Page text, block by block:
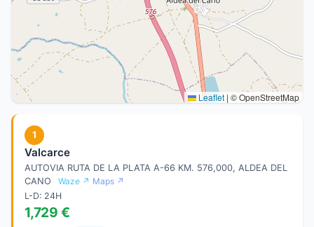
Leaflet | © OpenStreetMap
1
Valcarce
AUTOVIA RUTA DE LA PLATA A-66 KM. 576,000, ALDEA DEL
CANO
Waze ↗ Maps ↗
L-D: 24H
1,729 €